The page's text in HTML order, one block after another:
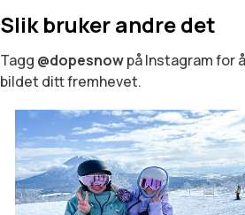
Slik bruker andre det
Tagg @dopesnowpå Instagram for
bildet ditt fremhevet.